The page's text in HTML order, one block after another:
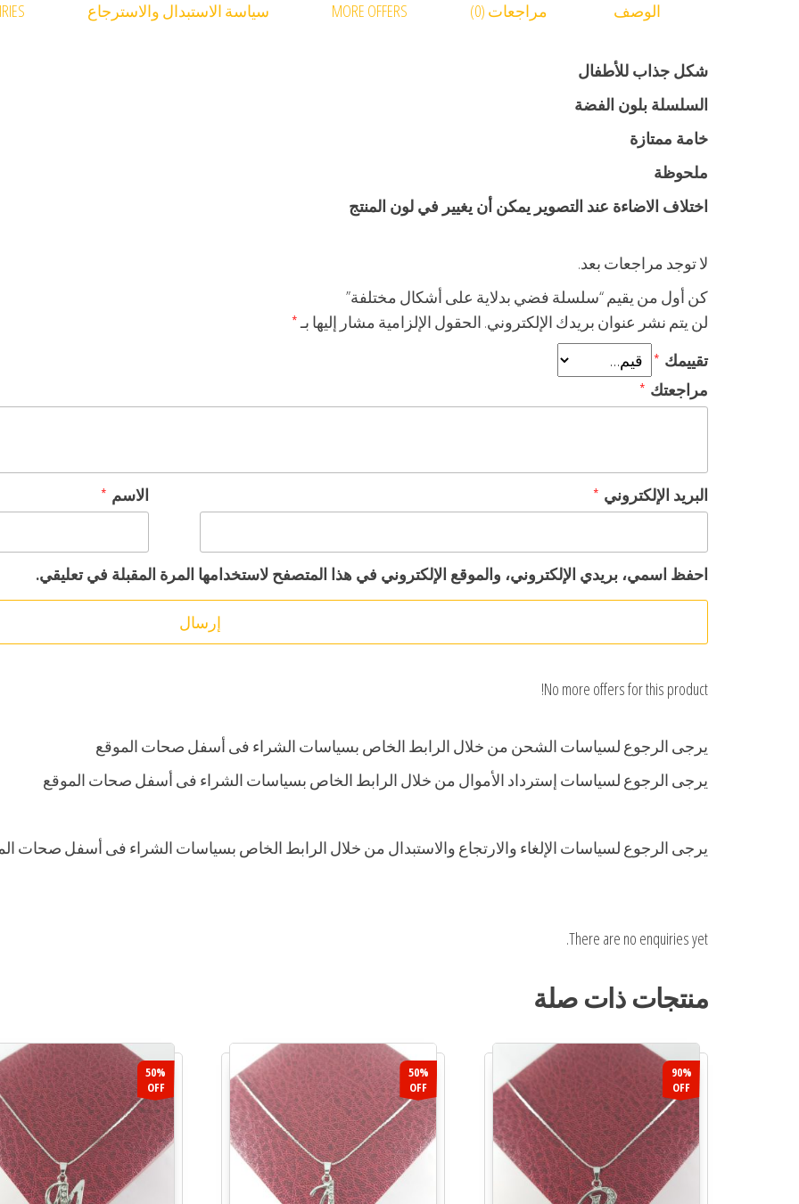
الوصف مراجعات (0) MORE OFFERS سياسة الاستبدال والاسترجاع
شكل جذاب للأطفال
السلسلة بلون الفضة
خامة ممتازة
ملحوظة
اختلاف الاضاءة عند التصوير يمكن أن يغيير في لون المنتج
لا توجد مراجعات بعد.
كن أول من يقيم “سلسلة فضي بدلاية على أشكال مختلفة”
لن يتم نشر عنوان بريدك الإلكتروني. الحقول الإلزامية مشار إليها بـ*
تقييمك *
مراجعتك *
الاسم * البريد الإلكتروني *
احفظ اسمي، بريدي الإلكتروني، والموقع الإلكتروني في هذا المتصفح لاستخدامها المرة المقبلة في تعليقي.
No more offers for this product!
يرجى الرجوع لسياسات الشحن من خلال الرابط الخاص بسياسات الشراء فى أسفل صحات الموقع
يرجى الرجوع لسياسات إسترداد الأموال من خلال الرابط الخاص بسياسات الشراء فى أسفل صحات الموقع
يرجى الرجوع لسياسات الإلغاء والارتجاع والاستبدال من خلال الرابط الخاص بسياسات الشراء فى أسفل صحات
There are no enquiries yet.
منتجات ذات صلة
90%
OFF
50%
OFF
50%
OFF